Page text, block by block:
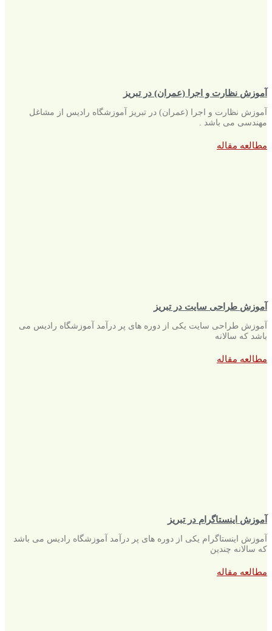
آموزش نظارت و اجرا (عمران) در تبریز
آموزش نظارت و اجرا (عمران) در تبریز آموزشگاه رادیس از مشاغل
مهندسی می باشد .
مطالعه مقاله
آموزش طراحی سایت در تبریز
آموزش طراحی سایت یکی از دوره های پر درآمد آموزشگاه رادیس می
باشد که سالانه
مطالعه مقاله
آموزش اینستاگرام در تبریز
آموزش اینستاگرام یکی از دوره های پر درآمد آموزشگاه رادیس می باشد
که سالانه چندین
مطالعه مقاله